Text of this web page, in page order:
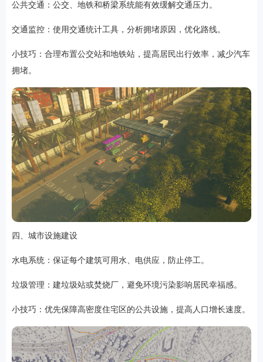
益智休闲 冒险解谜街机格斗模拟经营 音乐游戏单机游戏
系统工具影音播放游戏辅助摄影美颜办公商务 旅游出行金融理财
公共交通：公交、地铁和桥梁系统能有效缓解交通压力。
交通监控：使用交通统计工具，分析拥堵原因，优化路线。
小技巧：合理布置公交站和地铁站，提高居民出行效率，减少汽车
拥堵。
四、城市设施建设
水电系统：保证每个建筑可用水、电供应，防止停工。
垃圾管理：建垃圾站或焚烧厂，避免环境污染影响居民幸福感。
小技巧：优先保障高密度住宅区的公共设施，提高人口增长速度。